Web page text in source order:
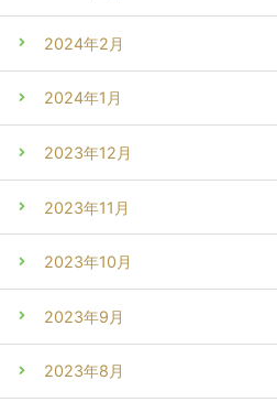
2024年2月
2024年1月
2023年12月
2023年11月
2023年10月
2023年9月
2023年8月